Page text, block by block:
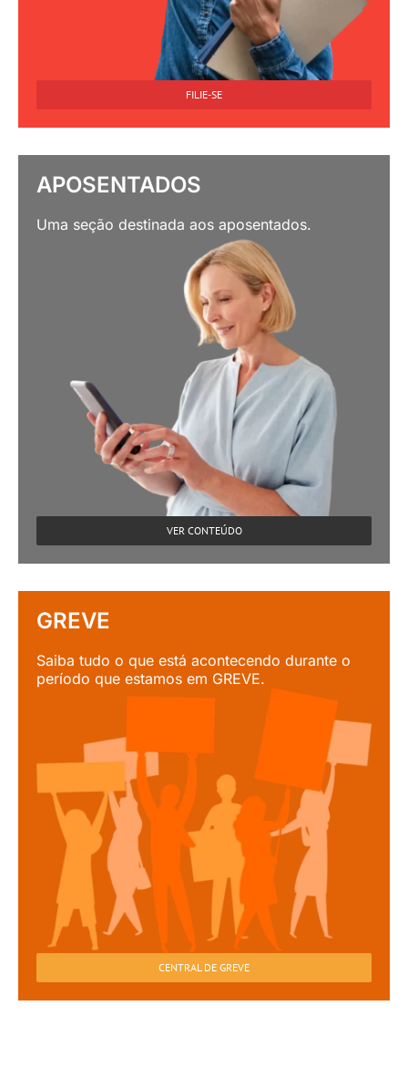
FILIE-SE
APOSENTADOS
Uma seção destinada aos aposentados.
VER CONTEÚDO
GREVE
Saiba tudo o que está acontecendo durante o
período que estamos em GREVE.
CENTRAL DE GREVE